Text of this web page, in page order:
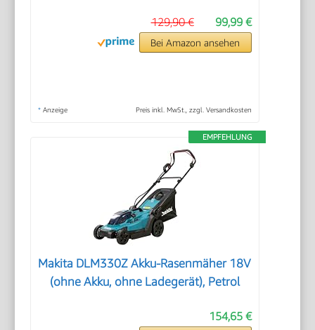
99,99 €
129,90 €
Bei Amazon ansehen
* Anzeige Preis inkl. MwSt., zzgl. Versandkosten
EMPFEHLUNG
Makita DLM330Z Akku-Rasenmäher 18V
(ohne Akku, ohne Ladegerät), Petrol
154,65 €